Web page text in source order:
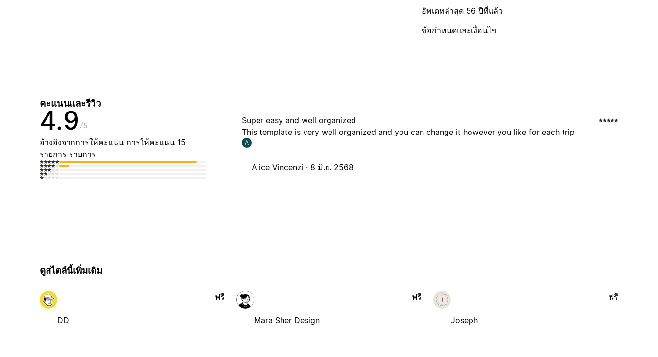
อัพเดทล่าสุด 56 ปีที่แล้ว
ข้อกำหนดและเงื่อนไข
คะแนนและรีวิว
4.9 5
อ้างอิงจากการให้คะแนน การให้คะแนน 15
รายการ รายการ
Super easy and well organized
This template is very well organized and you can change it however you like for each trip
A
Alice Vincenzi · 8 มิ.ย. 2568
ดูสไตล์นี้เพิ่มเติม
DD
ฟรี
Mara Sher Design
ฟรี
Joseph
ฟรี